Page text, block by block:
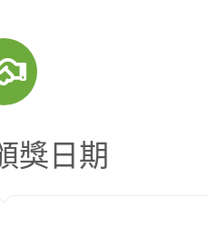
獎日期